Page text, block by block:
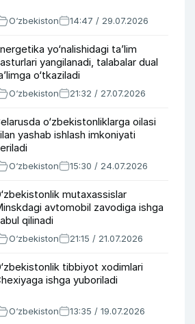
O‘zbekiston 14:47 / 29.07.2026
yo‘nalishidagi ta’lim
yangilanadi, talabalar dual
o‘tkaziladi
O‘zbekiston 21:32 / 27.07.2026
o‘zbekistonliklarga oilasi
yashab ishlash imkoniyati
O‘zbekiston 15:30 / 24.07.2026
mutaxassislar
avtomobil zavodiga ishga
qilinadi
O‘zbekiston 21:15 / 21.07.2026
tibbiyot xodimlari
ishga yuboriladi
O‘zbekiston 13:35 / 19.07.2026